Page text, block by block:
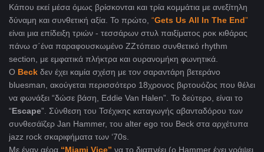
Κάπου εκεί μέσα όμως βρίσκονται και τρία κομμάτια με ανεξίτηλη
δύναμη και συνθετική αξία. Το πρώτο, “Gets Us All In The End”
είναι μια επίδειξη τριών - τεσσάρων στυλ παιξίματος ροκ κιθάρας
πάνω σ΄ένα παραφουσκωμένο ZZτόπειο συνθετικό rhythm
section, με εμφατικά πλήκτρα και ουρανομήκη φωνητικά.
Ο Beck δεν έχει καμία σχέση με τον σαραντάρη βετεράνο
bluesman, ακούγεται περισσότερο 18χρονος βιρτουόζος που θέλει
να φωνάξει “δώσε βάση, Eddie Van Halen”. Το δεύτερο, είναι το
“Escape”. Σύνθεση του Τσέχικης καταγωγής αβανταδόρου των
συνθεσάϊζερ Jan Hammer, του alter ego του Beck στα αρχέτυπα
jazz rock σκαριφήματα των ‘70s.
Με έναν αέρα “Miami Vice” να το διαπνέει (ο Hammer έχει γράψει